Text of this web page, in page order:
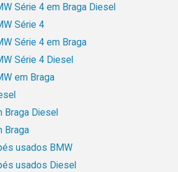
Série 4 em Braga Diesel
Série 4
Série 4 em Braga
Série 4 Diesel
em Braga
Braga Diesel
Braga
usados BMW
usados Diesel